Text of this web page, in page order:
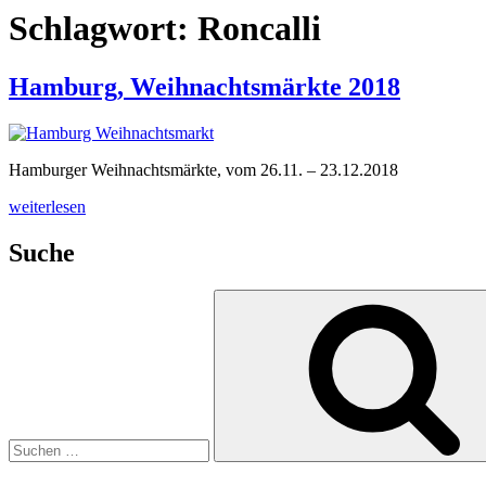
Schlagwort: Roncalli
Hamburg, Weihnachtsmärkte 2018
Hamburger Weihnachtsmärkte, vom 26.11. – 23.12.2018
„Hamburg,
2018“
weiterlesen
Suche